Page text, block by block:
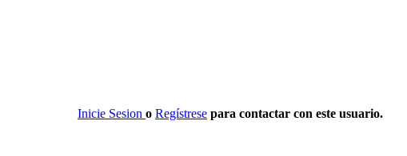
Inicie Sesion o Regístrese para contactar con este usuario.